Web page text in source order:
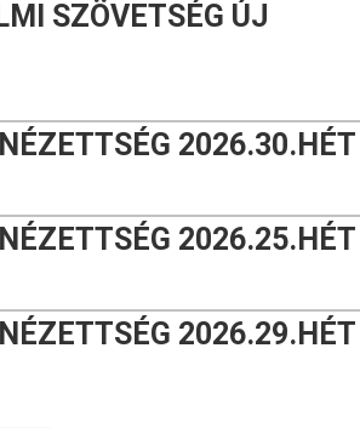
SZÖVETSÉG ÚJ
2026.30.HÉT
2026.25.HÉT
2026.29.HÉT